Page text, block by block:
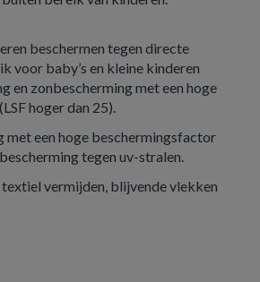
beschermen tegen directe
voor baby’s en kleine kinderen
en zonbescherming met een hoge
hoger dan 25).
met een hoge beschermingsfactor
tegen uv-stralen.
vermijden, blijvende vlekken